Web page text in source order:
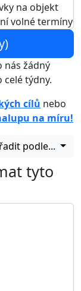
na objekt
volné termíny
nás žádný
týdny.
cílů nebo
na míru!
podle...
tyto